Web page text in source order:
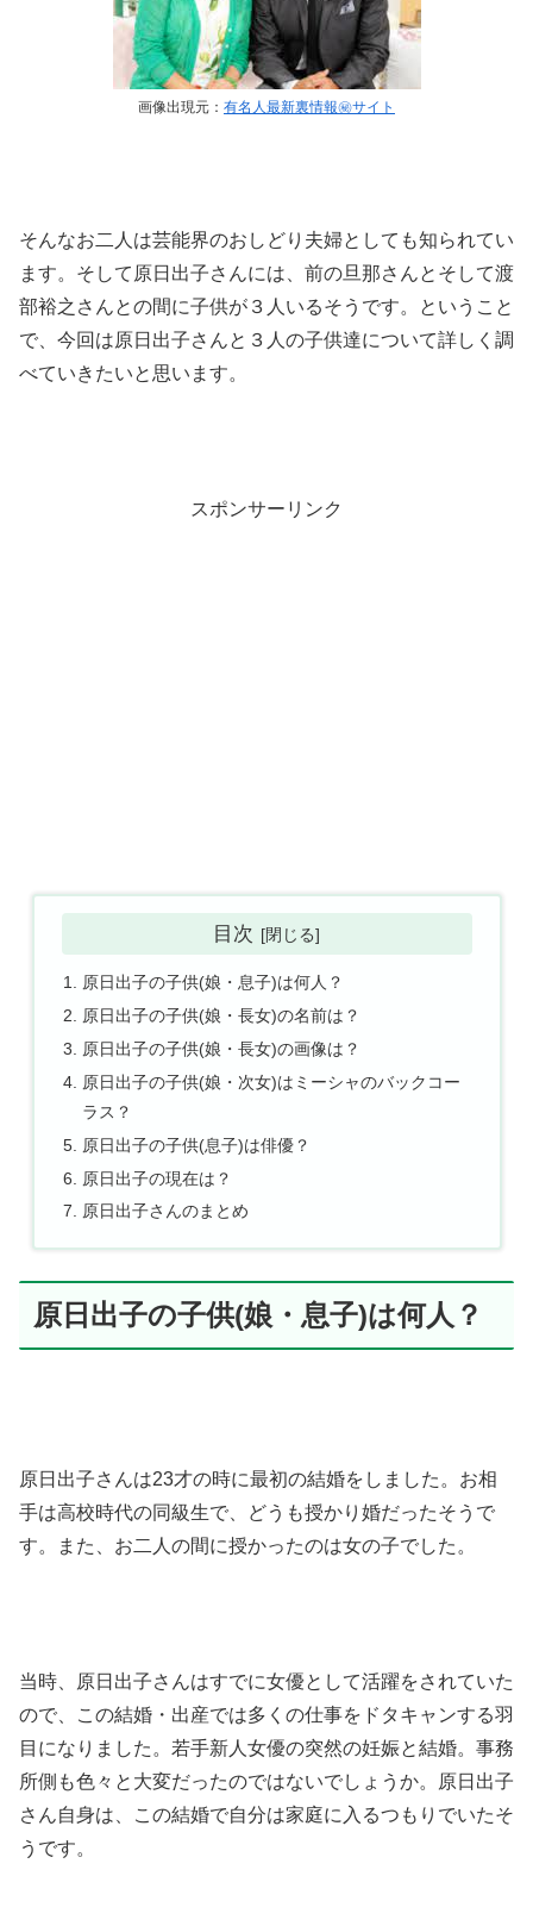
画像出現元： 有名人最新裏情報㊙サイト
そんなお二人は芸能界のおしどり夫婦としても知られてい
ます。そして原日出子さんには、前の旦那さんとそして渡
部裕之さんとの間に子供が３人いるそうです。
ということ
で、今回は原日出子さんと３人の子供達について詳しく調
べていきたいと思います。
スポンサーリンク
目次
原日出子の子供(娘・息子)は何人？
原日出子の子供(娘・長女)の名前は？
原日出子の子供(娘・長女)の画像は？
原日出子の子供(娘・次女)はミーシャのバックコー
ラス？
原日出子の子供(息子)は俳優？
原日出子の現在は？
原日出子さんのまとめ
原日出子の子供(娘・息子)は何人？
原日出子さんは23才の時に最初の結婚をしました。お相
手は高校時代の同級生で、どうも授かり婚だったそうで
す。また、お二人の間に授かったのは女の子でした。
当時、原日出子さんはすでに女優として活躍をされていた
ので、この結婚・出産では多くの仕事をドタキャンする羽
目になりました。若手新人女優の突然の妊娠と結婚。事務
所側も色々と大変だったのではないでしょうか。原日出子
さん自身は、この結婚で自分は家庭に入るつもりでいたそ
うです。